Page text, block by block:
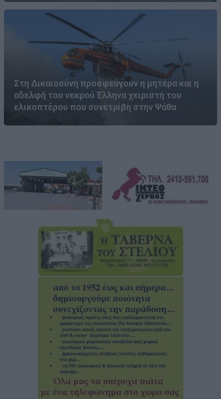
Στη Δικαιοσύνη προσφεύγουν η μητέρα και η
αδελφή του νεκρού Έλληνα χειριστή του
ελικοπτέρου που συνετρίβη στην Ψάθα